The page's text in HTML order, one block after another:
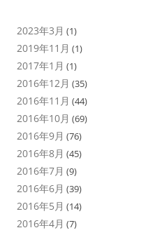
2023年3月 (1)
2019年11月 (1)
2017年1月 (1)
2016年12月 (35)
2016年11月 (44)
2016年10月 (69)
2016年9月 (76)
2016年8月 (45)
2016年7月 (9)
2016年6月 (39)
2016年5月 (14)
2016年4月 (7)